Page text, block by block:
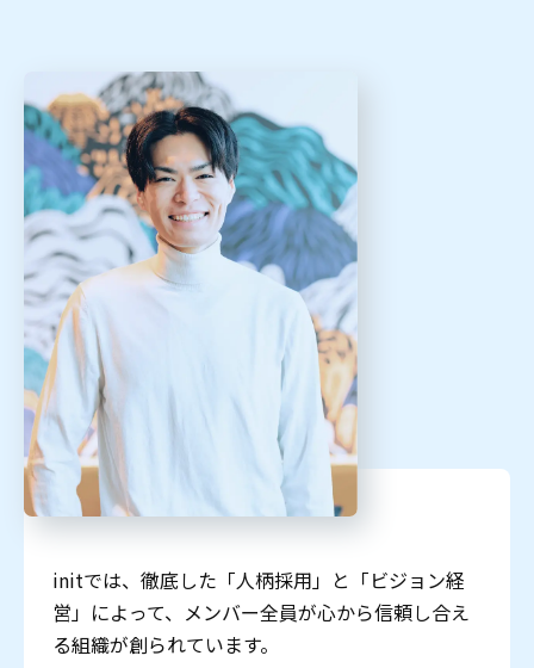
initでは、徹底した「人柄採用」と「ビジョン経
営」によって、メンバー全員が心から信頼し合え
る組織が創られています。